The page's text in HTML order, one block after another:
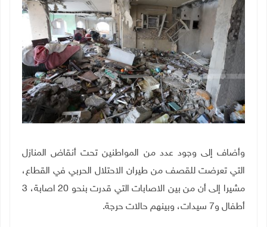
وأضاف إلى وجود عدد من المواطنين تحت أنقاض المنازل
التي تعرضت للقصف من طيران الاحتلال الحربي في القطاع،
مشيرا إلى أن من بين الاصابات التي قدرت بنحو 20 اصابة، 3
أطفال و7 سيدات، وبينهم حالات حرجة.